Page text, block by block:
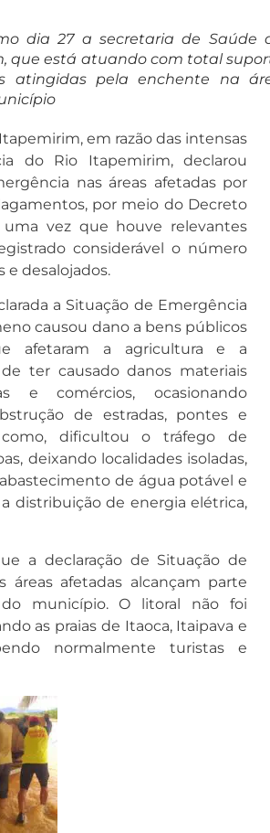
dia 27 a secretaria de Saúde
que está atuando com total
atingidas pela enchente na
em razão das intensas
do Rio Itapemirim, declarou
nas áreas afetadas por
por meio do Decreto
uma vez que houve relevantes
considerável o número
e desalojados.
a Situação de Emergência
causou dano a bens públicos
afetaram a agricultura e a
ter causado danos materiais
e comércios, ocasionando
de estradas, pontes e
dificultou o tráfego de
deixando localidades isoladas,
de água potável e
distribuição de energia elétrica,
a declaração de Situação de
áreas afetadas alcançam parte
município. O litoral não foi
as praias de Itaoca, Itaipava e
normalmente turistas e